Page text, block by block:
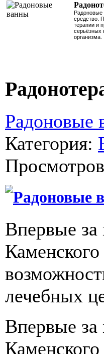
Радоновые
средство.
терапии и
серьёзных
организма.
Радоновые
Категория:
Радоновые
Впервые за
лечебных
Впервые за